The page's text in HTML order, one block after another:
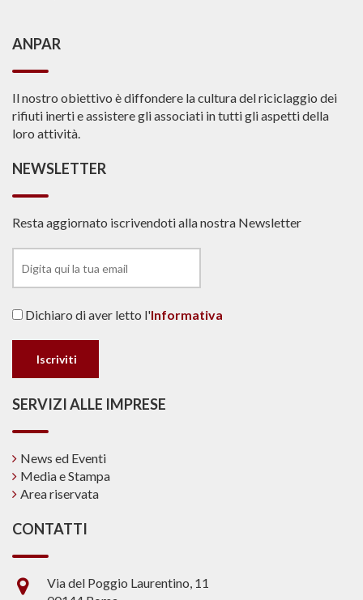
ANPAR
Il nostro obiettivo è diffondere la cultura del riciclaggio dei
rifiuti inerti e assistere gli associati in tutti gli aspetti della
loro attività.
NEWSLETTER
Resta aggiornato iscrivendoti alla nostra Newsletter
Dichiaro di aver letto l'Informativa
SERVIZI ALLE IMPRESE
News ed Eventi
Media e Stampa
Area riservata
CONTATTI
Via del Poggio Laurentino, 11